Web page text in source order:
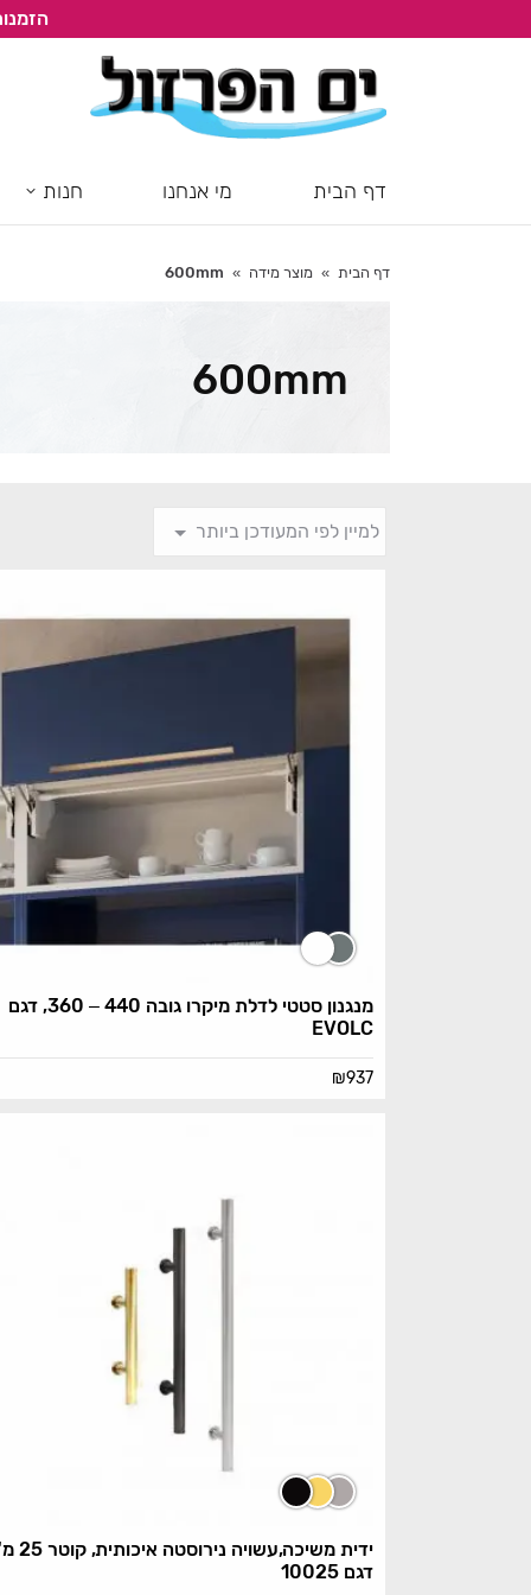
דף הבית מי אנחנו חנות
You are here: דף הבית מוצר מידה 600mm
600mm
מנגנון סטטי לדלת מיקרו גובה 440 – 360, דגם
EVOLC
₪937
ידית
דגם 10025